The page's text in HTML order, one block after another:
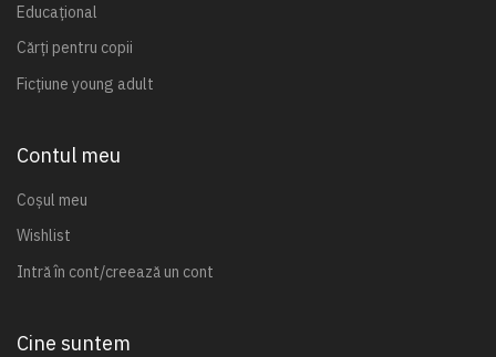
Educațional
Cărți pentru copii
Ficțiune young adult
Contul meu
Coșul meu
Wishlist
Intră în cont/creează un cont
Cine suntem